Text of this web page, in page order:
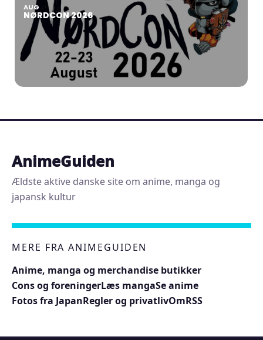
AUG
NØRDCON 2026
AnimeGuiden
Ældste aktive danske site om anime, manga og
japansk kultur
MERE FRA ANIMEGUIDEN
Anime, manga og merchandise butikker
Cons og foreningerLæs mangaSe anime
Fotos fra JapanRegler og privatlivOmRSS